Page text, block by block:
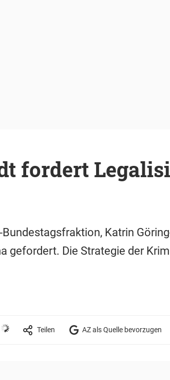
fordert
Katrin
gefordert. Die Strategie der
Teilen AZ als Quelle bevorzugen